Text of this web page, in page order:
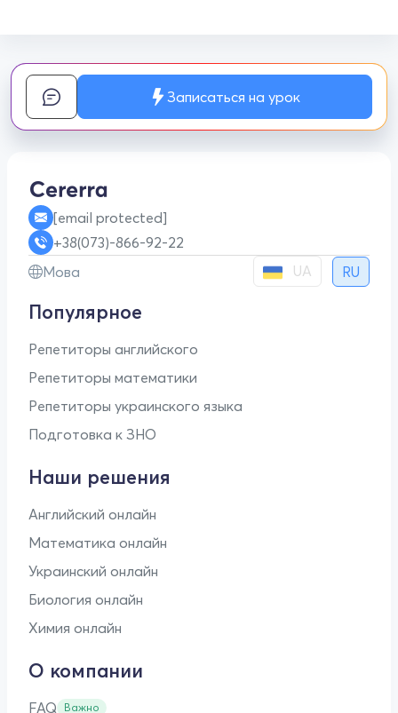
Записаться на урок
[email protected]
+38(073)-866-92-22
Мова
UA RU
Популярное
Репетиторы английского
Репетиторы математики
Репетиторы украинского языка
Подготовка к ЗНО
Наши решения
Английский онлайн
Математика онлайн
Украинский онлайн
Биология онлайн
Химия онлайн
О компании
FAQ Важно